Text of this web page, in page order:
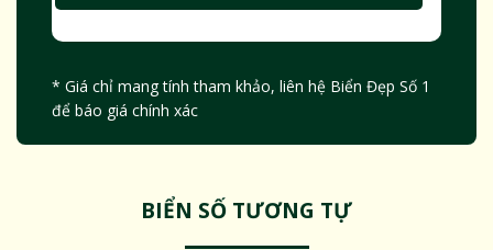
* Giá chỉ mang tính tham khảo, liên hệ Biển Đẹp Số 1
để báo giá chính xác
BIỂN SỐ TƯƠNG TỰ